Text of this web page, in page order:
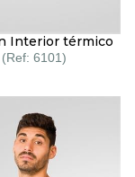
Interior térmico
6101